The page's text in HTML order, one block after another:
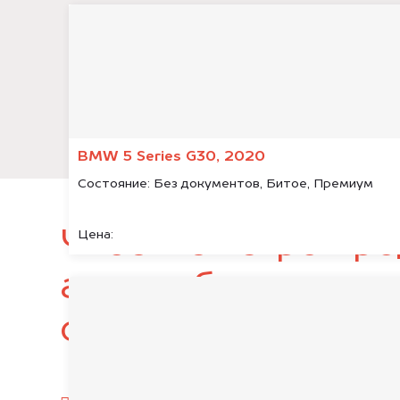
BMW 5 Series G30, 2020
Состояние: Без документов, Битое, Премиум
Цена:
Чтобы быстро
автомобиль,
следующие